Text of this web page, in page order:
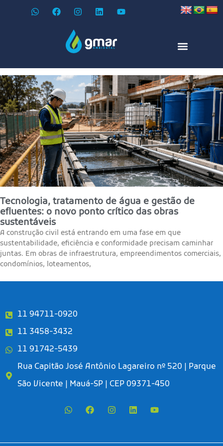
Tecnologia, tratamento de água e gestão de
efluentes: o novo ponto crítico das obras
sustentáveis
A construção civil está entrando em uma fase em que
sustentabilidade, eficiência e conformidade precisam caminhar
juntas. Em obras de infraestrutura, empreendimentos comerciais,
condomínios, loteamentos,
11 94711-0920
11 3458-3432
11 91742-5439
Rua Capitão José Antônio Lagareiro nº 520 | Parque
São Vicente | Mauá-SP | CEP 09371-450